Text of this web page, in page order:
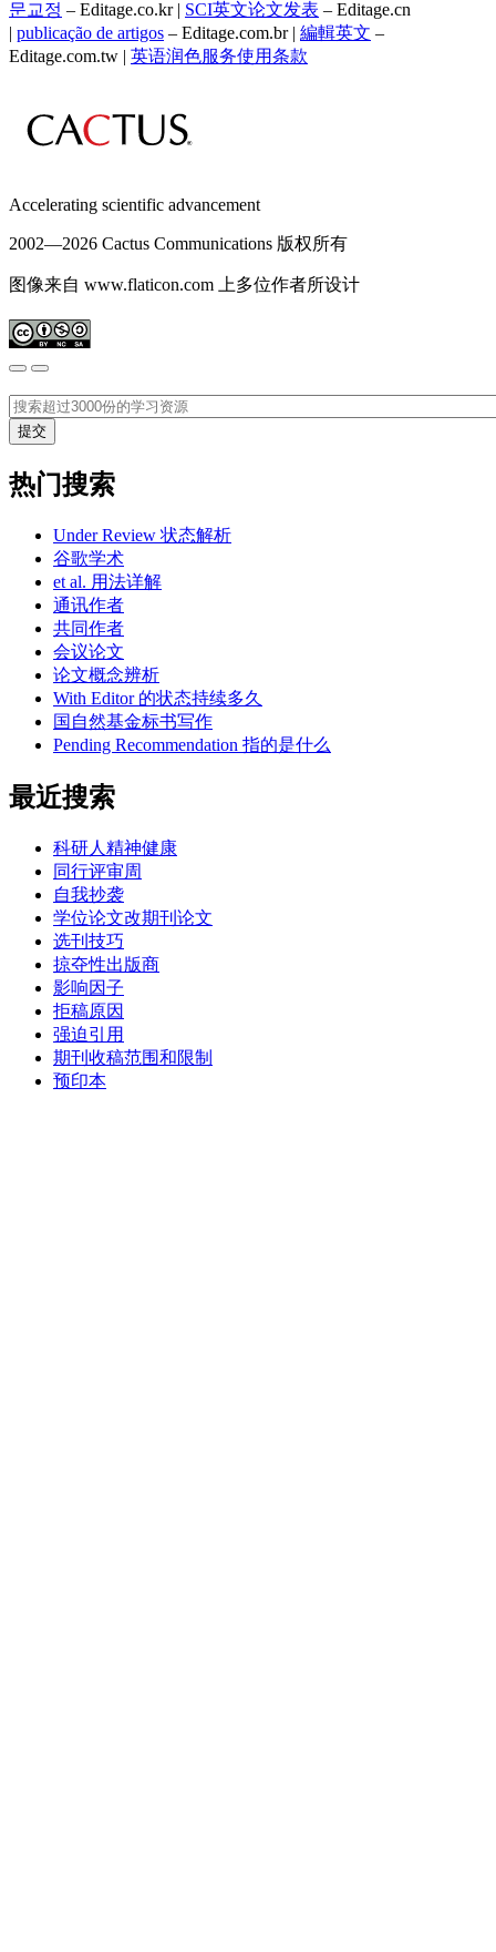
문교정 – Editage.co.kr | SCI英文论文发表 – Editage.cn
| publicação de artigos – Editage.com.br | 編輯英文 –
Editage.com.tw | 英语润色服务使用条款
Accelerating scientific advancement
2002—2026 Cactus Communications 版权所有
图像来自 www.flaticon.com 上多位作者所设计
热门搜索
Under Review 状态解析
谷歌学术
et al. 用法详解
通讯作者
共同作者
会议论文
论文概念辨析
With Editor 的状态持续多久
国自然基金标书写作
Pending Recommendation 指的是什么
最近搜索
科研人精神健康
同行评审周
自我抄袭
学位论文改期刊论文
选刊技巧
掠夺性出版商
影响因子
拒稿原因
强迫引用
期刊收稿范围和限制
预印本